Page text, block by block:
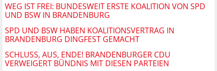
WEG IST FREI: BUNDESWEIT ERSTE KOALITION VON SPD
UND BSW IN BRANDENBURG
SPD UND BSW HABEN KOALITIONSVERTRAG IN
BRANDENBURG DINGFEST GEMACHT
SCHLUSS, AUS, ENDE! BRANDENBURGER CDU
VERWEIGERT BÜNDNIS MIT DIESEN PARTEIEN